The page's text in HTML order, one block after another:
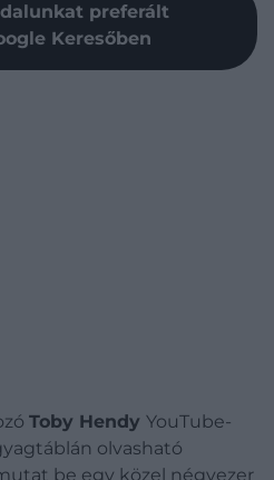
preferált
Keresőben
Toby Hendy YouTube-
olvasható
be egy közel négyezer